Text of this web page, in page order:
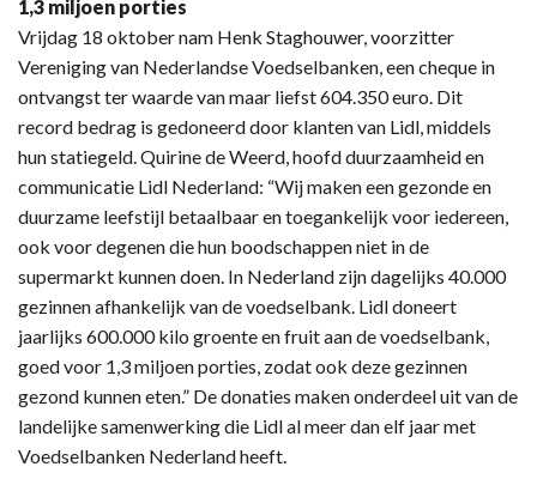
1,3 miljoen porties
Vrijdag 18 oktober nam Henk Staghouwer, voorzitter
Vereniging van Nederlandse Voedselbanken, een cheque in
ontvangst ter waarde van maar liefst 604.350 euro. Dit
record bedrag is gedoneerd door klanten van Lidl, middels
hun statiegeld. Quirine de Weerd, hoofd duurzaamheid en
communicatie Lidl Nederland: “Wij maken een gezonde en
duurzame leefstijl betaalbaar en toegankelijk voor iedereen,
ook voor degenen die hun boodschappen niet in de
supermarkt kunnen doen. In Nederland zijn dagelijks 40.000
gezinnen afhankelijk van de voedselbank. Lidl doneert
jaarlijks 600.000 kilo groente en fruit aan de voedselbank,
goed voor 1,3 miljoen porties, zodat ook deze gezinnen
gezond kunnen eten.” De donaties maken onderdeel uit van de
landelijke samenwerking die Lidl al meer dan elf jaar met
Voedselbanken Nederland heeft.